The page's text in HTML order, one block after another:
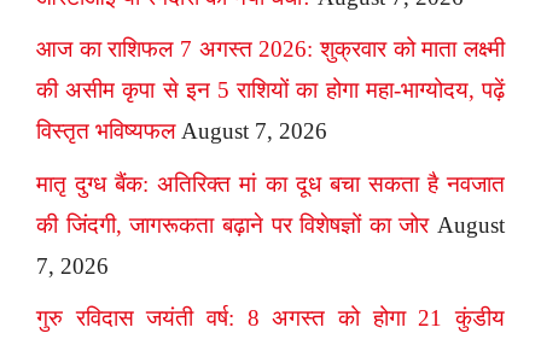
आज का राशिफल 7 अगस्त 2026: शुक्रवार को माता लक्ष्मी
की असीम कृपा से इन 5 राशियों का होगा महा-भाग्योदय, पढ़ें
विस्तृत भविष्यफल August 7, 2026
मातृ दुग्ध बैंक: अतिरिक्त मां का दूध बचा सकता है नवजात
की जिंदगी, जागरूकता बढ़ाने पर विशेषज्ञों का जोर August
7, 2026
गुरु रविदास जयंती वर्ष: 8 अगस्त को होगा 21 कुंडीय